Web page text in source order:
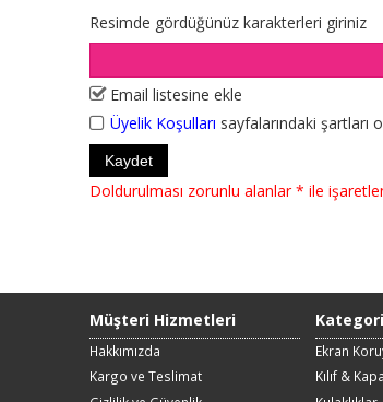
Resimde gördüğünüz karakterleri giriniz
Email listesine ekle
Üyelik Koşulları sayfalarındaki şartları
Doldurulması zorunlu alanlar * ile
Müşteri Hizmetleri
Hakkımızda
Kargo ve Teslimat
Ekran
Kılıf &